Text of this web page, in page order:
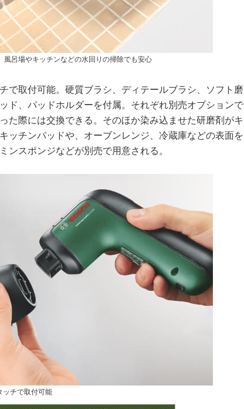
風呂場やキッチンなどの水回りの掃除でも安心
で取付可能。硬質ブラシ、ディテールブラシ、ソフト磨
ド、パッドホルダーを付属。それぞれ別売オプションで
た際には交換できる。そのほか染み込ませた研磨剤がキ
ッチンパッドや、オーブンレンジ、冷蔵庫などの表面を
ンスポンジなどが別売で用意される。
ッチで取付可能